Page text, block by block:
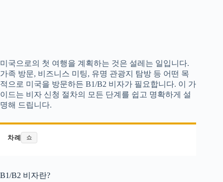
미국으로의 첫 여행을 계획하는 것은 설레는 일입니다.
가족 방문, 비즈니스 미팅, 유명 관광지 탐방 등 어떤 목
적으로 미국을 방문하든 B1/B2 비자가 필요합니다. 이 가
이드는 비자 신청 절차의 모든 단계를 쉽고 명확하게 설
명해 드립니다.
차례 쇼
B1/B2 비자란?